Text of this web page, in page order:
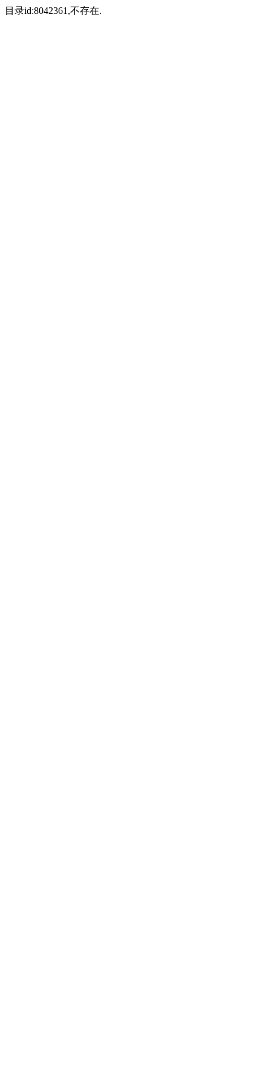
目录id:8042361,不存在.